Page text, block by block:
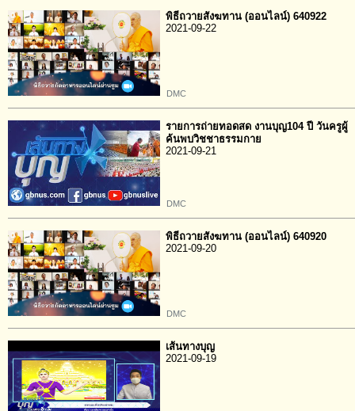
พิธีถวายสังฆทาน (ออนไลน์) 640922
2021-09-22
DMC
รายการถ่ายทอดสด งานบุญ104 ปี วันครูผู้
ค้นพบวิชชาธรรมกาย
2021-09-21
DMC
พิธีถวายสังฆทาน (ออนไลน์) 640920
2021-09-20
DMC
เส้นทางบุญ
2021-09-19